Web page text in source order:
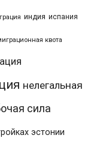
индия испания
квота
нелегальная
сила
эстонии